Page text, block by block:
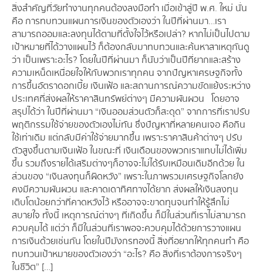
สิ่งสำคัญที่วัยทำงานทุกคนต้องลงมือทำ เมื่อเข้าสู่ปี พ.ศ. ใหม่ นั่น
คือ การทบทวนแผนการเงินของตัวเองว่า ในปีที่ผ่านมา…เรา
สามารถออมและลงทุนได้ตามที่ตั้งใจไว้หรือเปล่า? หากไม่เป็นไปตาม
เป้าหมายที่ได้วางแผนไว้ ก็ต้องกลับมาทบทวนและค้นหาสาเหตุกันดู
ว่า เป็นเพราะอะไร? โดยในปีที่ผ่านมา ก็นับว่าเป็นปีที่ยากและสร้าง
ความเหน็ดเหนื่อยใจให้กับพวกเราทุกคน จากปัญหาเศรษฐกิจทั้ง
การขึ้นอัตราดอกเบี้ย เงินเฟ้อ และสถานการณ์ความขัดแย้งระหว่าง
ประเทศที่ส่งผลให้ราคาสินทรัพย์ต่างๆ มีความผันผวน โดยอาจ
สรุปได้ว่า ในปีที่ผ่านมา “เงินออมส่วนตัวก็สะดุด” จากการที่เราปรับ
พฤติกรรมใช้จ่ายของตัวเองไม่ทัน ซึ่งปัญหาที่หลายคนเจอ คือกิน
ใช้เท่าเดิม แต่กลับมีค่าใช้จ่ายมากขึ้น เพราะราคาสินค้าต่างๆ ปรับ
ตัวสูงขึ้นตามเงินเฟ้อ ในขณะที่ เงินเดือนของพวกเราแทบไม่ได้เพิ่ม
ขึ้น รวมถึงรายได้เสริมต่างๆก็อาจจะไม่ได้รับเหมือนเดิมอีกด้วย ใน
ส่วนของ “เงินลงทุนก็ผิดหวัง” เพราะในภาพรวมเศรษฐกิจโลกยัง
คงมีความผันผวน และคาดเดาทิศทางได้ยาก ส่งผลให้เงินลงทุน
เติบโตน้อยกว่าที่คาดหวังไว้ หรืออาจจะขาดทุนจนทำให้รู้สึกไม่
สบายใจ ทั้งนี้ เหตุการณ์ต่างๆ ที่เกิดขึ้น ก็มีในส่วนที่เราไม่สามารถ
ควบคุมได้ แต่ว่า ก็มีในส่วนที่เราพอจะควบคุมได้ด้วยการวางแผน
การเงินด้วยเช่นกัน โดยในปีมังกรทองนี้ สิ่งที่อยากให้ทุกคนทำ คือ
ทบทวนเป้าหมายของตัวเองว่า “อะไร? คือ สิ่งที่เราต้องการจริงๆ
ในชีวิต” […]